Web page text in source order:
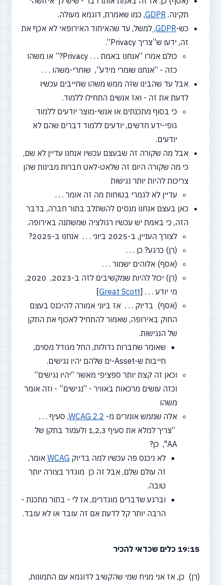
תקינה. GDPR, כמו שאמרת, דוגמא מעולה.
כש-GDPR, למשל, עד שהאיחוד האירופאי לא אכף את
זה, ידעו ש”צריך Privacy”.
כולם אמרו “אנחנו
באמת . . . Privacy?” או משהו
כזה - “אנחנו שומרי מידע”, שוחרי-משהו . . .
אבל עד שהבינו שזה ממש משהו שחייבים עכשיו
לדעת את זה - ואז אנשים התחילו ללמוד.
כי בסוף מתכנתים או אנשי-מוצר יודעים ללמוד
גופי-ידע חדשים, יודעים ללמוד דברים שהם לא
יודעים.
אבל מה שקורה זה שבעצם עכשיו אנחנו עדיין לא שם,
כי מה שקורה היום זה שלאט-לאט חברות מבינות שהן
צריכות להיות יותר נגישות
עדיין לא לגמרי בטוחות מה זה אומר . . .
כאן בעצם אנחנו מנסים להשתלב בתור חברה, בדבר
הזה, כי באמת יש עכשיו רגולציה שמשתנה באירופה.
לצורך העניין, ב-2025 ביוני . . . אנחנו ב-2025?
(רן) כרגע? כן . . .
(אסף) אלוהים ישמור . . .
(רן) יכול להיות שמקשיבים לזה ב-2023, 2020,
מי יודע . . . [
Great Scott
]
(אסף) בדיוק . . . אז ביוני אמורה להיכנס בעצם
החוק באירופה, שאמור להתחיל לאכוף את התקן
של הנגישות.
שאומר שחברות גדולות, החל מגודל מסוים,
חייבות ש-Asset-ים שלהם יהיו נגישים.
וכאן זה קצת יותר ספציפי מאשר “יהיו נגישים”
וכזה עושים מרכאות באוויר - “נגישים” - וזה אומר
משהו
אלה שממש אומרים מ- WCAG 2.2, סעיף . . .
“צריך
למלא את סעיף 1,2,3 ולעמוד בתקן של
AA", כן?
לא ניכנס פה עכשיו למה בדיוקWCAG אומר,
זה עולם שלם, אבל זה כן מוגדר בצורה יותר
טובה.
וברגע שדברים מוגדרים, אז לי - בתור מתכנת -
הרבה יותר קל לדעת אם זה עובד או לא עובד.
19:15 כלים שכדאי להכיר
(רן) כן, אז אני מניח שמי שהקשיב לדוגמא עם התמונות,